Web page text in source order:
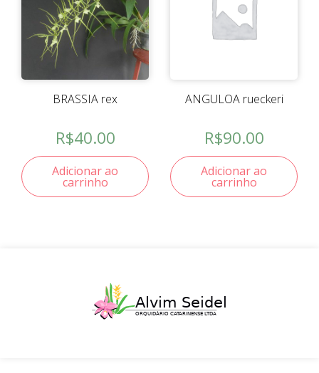
BRASSIA rex
R$40.00
Adicionar ao
carrinho
ANGULOA rueckeri
R$90.00
Adicionar ao
carrinho